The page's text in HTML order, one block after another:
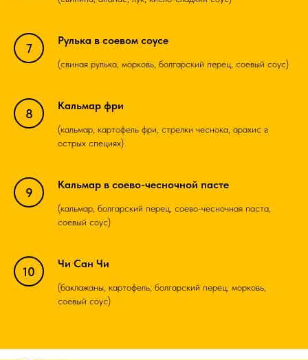
Рулька в соевом соусе
(свиная рулька, морковь, болгарский перец, соевый соус)
Кальмар фри
(кальмар, картофель фри, стрелки чеснока, арахис в
острых специях)
Кальмар в соево-чесночной пасте
(кальмар, болгарский перец, соево-чесночная паста,
соевый соус)
Чи Сан Чи
(баклажаны, картофель, болгарский перец, морковь,
соевый соус)